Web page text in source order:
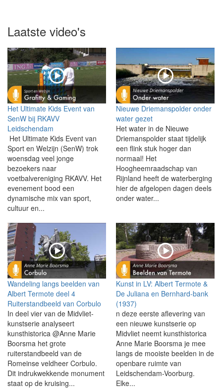
Laatste video's
Het Ultimate Kids Event van
SenW bij RKAVV
Leidschendam
Het Ultimate Kids Event van
Sport en Welzijn (SenW) trok
woensdag veel jonge
bezoekers naar
voetbalvereniging RKAVV. Het
evenement bood een
dynamische mix van sport,
cultuur en...
Nieuwe Driemanspolder onder
water gezet
Het water in de Nieuwe
Driemanspolder staat tijdelijk
een flink stuk hoger dan
normaal! Het
Hoogheemraadschap van
Rijnland heeft de waterberging
hier de afgelopen dagen deels
onder water...
Wandeling langs beelden van
Albert Termote deel 4
Ruiterstandbeeld van Corbulo
In deel vier van de Midvliet-
kunstserie analyseert
kunsthistorica @Anne Marie
Boorsma het grote
ruiterstandbeeld van de
Romeinse veldheer Corbulo.
Dit indrukwekkende monument
staat op de kruising...
Kunst in LV: Albert Termote &
De Juliana en Bernhard-bank
(1937)
n deze eerste aflevering van
een nieuwe kunstserie op
Midvliet neemt kunsthistorica
Anne Marie Boorsma je mee
langs de mooiste beelden in de
openbare ruimte van
Leidschendam-Voorburg.
Elke...